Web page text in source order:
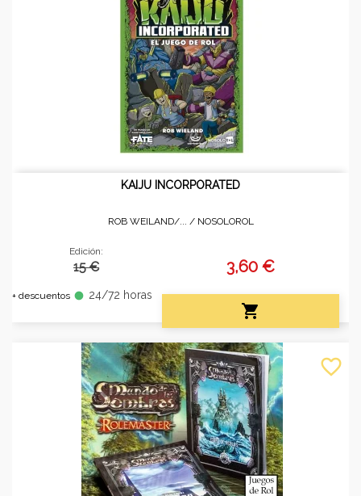
KAIJU INCORPORATED
ROB WEILAND/... / NOSOLOROL
Edición:
15 €
+ descuentos fiber_manual_record 24/72 horas
3,60 €

favorite_border